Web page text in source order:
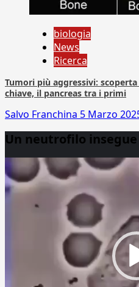
biologia
News
Ricerca
Tumori più aggressivi:
chiave, il pancreas tra i primi
Salvo Franchina 5 Marzo
Un neutrofilo
Player